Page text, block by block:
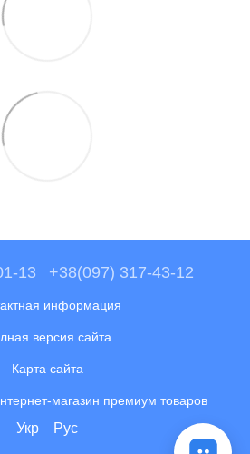
13 +38(097) 317-43-12
информация
версия сайта
Карта сайта
магазин премиум товаров
Укр Рус